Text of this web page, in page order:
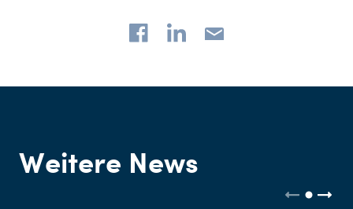
Weitere News